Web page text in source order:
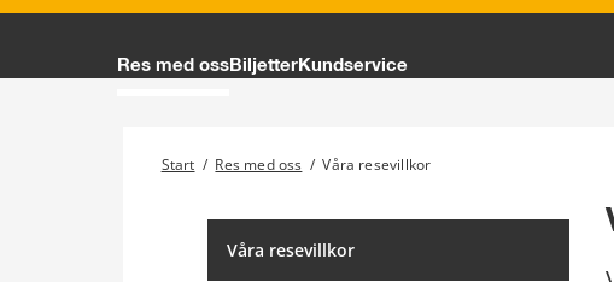
Res med ossBiljetterKundservice
Start / Res med oss / Våra resevillkor
Våra resevillkor